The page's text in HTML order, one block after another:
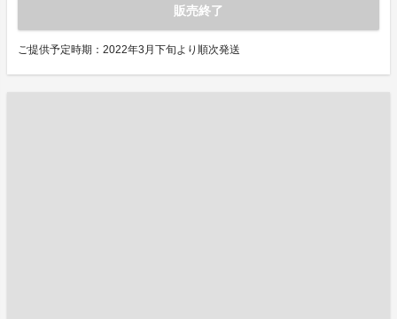
販売終了
ご提供予定時期：2022年3月下旬より順次発送